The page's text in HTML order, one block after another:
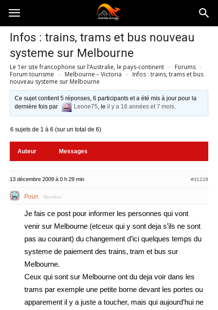
Australia-
australie.com
Infos : trains, trams et bus nouveau
systeme sur Melbourne
Le 1er site francophone sur l’Australie, le pays-continent › Forums ›
Forum tourisme › Melbourne – Victoria ›
Infos : trains, trams et bus
nouveau systeme sur Melbourne
Ce sujet contient 5 réponses, 6 participants et a été mis à jour pour la
dernière fois par
Leone75, leil y a 16 années et 7 mois.
6 sujets de 1 à 6 (sur un total de 6)
Auteur Messages
13 décembre 2009 à 0 h 29 min #31228
Poun Membre
Je fais ce post pour informer les personnes qui vont
venir sur Melbourne (etceux qui y sont deja s’ils ne sont
pas au courant) du changement d’ici quelques temps du
systeme de paiement des trains, tram et bus sur
Melbourne.
Ceux qui sont sur Melbourne ont du deja voir dans les
trams par exemple une petite borne devant les portes ou
apparement il y a juste a toucher, mais qui aujourd’hui ne